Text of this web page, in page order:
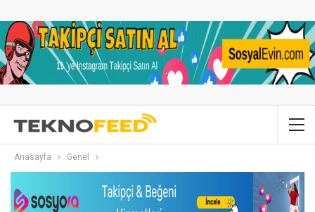
Anasayfa Genel